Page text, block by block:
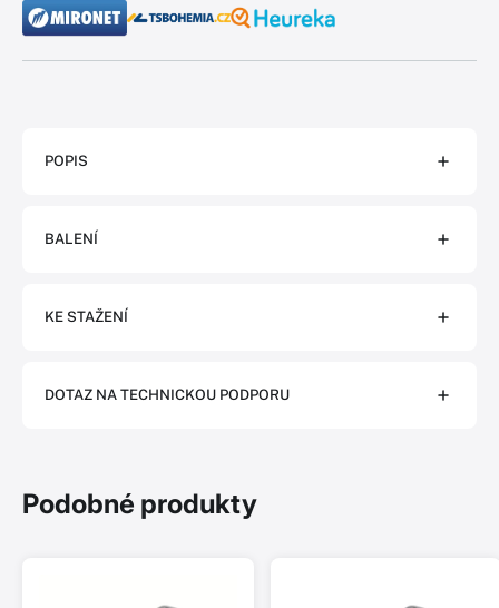
POPIS
BALENÍ
KE STAŽENÍ
DOTAZ NA TECHNICKOU PODPORU
Podobné produkty